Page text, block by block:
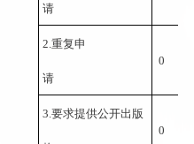
请
2.重复申
请
0
3.要求提供公开出版
0